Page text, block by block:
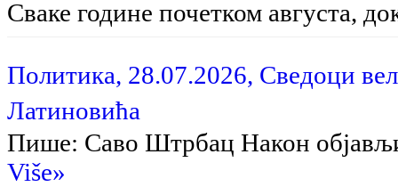
Сваке године почетком августа,
Политика, 28.07.2026, Сведоци
Латиновића
Пише: Саво Штрбац На­кон
Više»